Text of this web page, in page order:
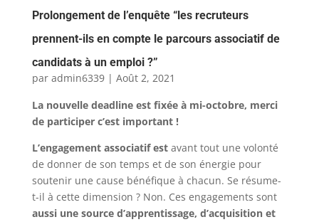
Prolongement de l’enquête “les recruteurs
prennent-ils en compte le parcours associatif de
candidats à un emploi ?”
par admin6339| Août 2, 2021
La nouvelle deadline est fixée à mi-octobre, merci
de participer c’est important !
L’engagement associatif estavant tout une volonté
de donner de son temps et de son énergie pour
soutenir une cause bénéfique à chacun. Se résume-
t-il à cette dimension ? Non. Ces engagements sont
aussi une source d’apprentissage, d’acquisition et